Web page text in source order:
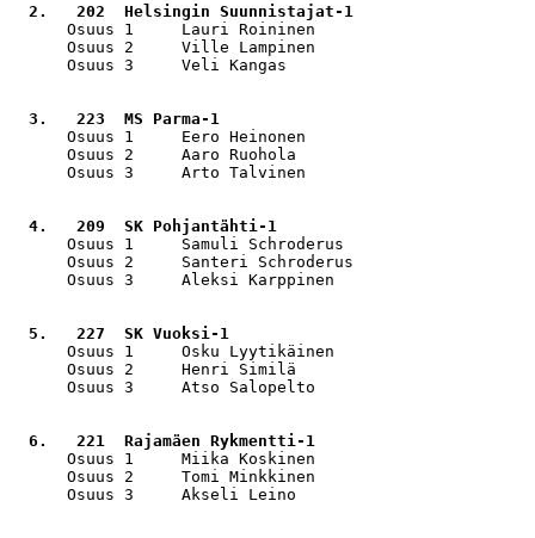
2.   202  Helsingin Suunnistajat-1
Osuus 1     Lauri Roininen
Osuus 2     Ville Lampinen
Osuus 3     Veli Kangas
3.   223  MS Parma-1
Osuus 1     Eero Heinonen
Osuus 2     Aaro Ruohola
Osuus 3     Arto Talvinen
4.   209  SK Pohjantähti-1
Osuus 1     Samuli Schroderus
Osuus 2     Santeri Schroderus
Osuus 3     Aleksi Karppinen
5.   227  SK Vuoksi-1
Osuus 1     Osku Lyytikäinen
Osuus 2     Henri Similä
Osuus 3     Atso Salopelto
6.   221  Rajamäen Rykmentti-1
Osuus 1     Miika Koskinen
Osuus 2     Tomi Minkkinen
Osuus 3     Akseli Leino